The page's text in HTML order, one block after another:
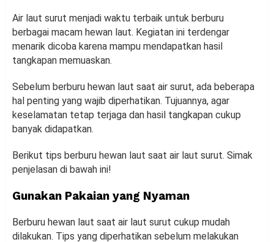
Air laut surut menjadi waktu terbaik untuk berburu
berbagai macam hewan laut. Kegiatan ini terdengar
menarik dicoba karena mampu mendapatkan hasil
tangkapan memuaskan.
Sebelum berburu hewan laut saat air surut, ada beberapa
hal penting yang wajib diperhatikan. Tujuannya, agar
keselamatan tetap terjaga dan hasil tangkapan cukup
banyak didapatkan.
Berikut tips berburu hewan laut saat air laut surut. Simak
penjelasan di bawah ini!
Gunakan Pakaian yang Nyaman
Berburu hewan laut saat air laut surut cukup mudah
dilakukan. Tips yang diperhatikan sebelum melakukan